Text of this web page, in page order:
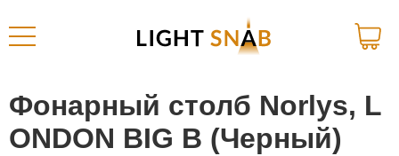
Фонарный столб Norlys, L
ONDON BIG B (Черный)